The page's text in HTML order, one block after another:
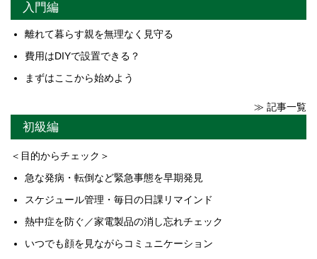
入門編
離れて暮らす親を無理なく見守る
費用はDIYで設置できる？
まずはここから始めよう
≫ 記事一覧
初級編
＜目的からチェック＞
急な発病・転倒など緊急事態を早期発見
スケジュール管理・毎日の日課リマインド
熱中症を防ぐ／家電製品の消し忘れチェック
いつでも顔を見ながらコミュニケーション